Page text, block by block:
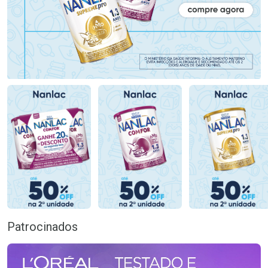
Patrocinados